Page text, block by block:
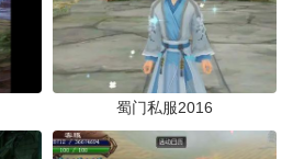
蜀门私服2016